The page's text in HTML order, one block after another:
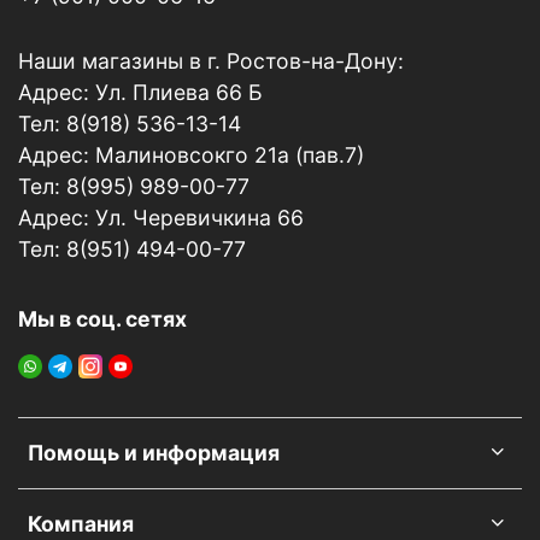
Помощь и информация
Компания
Наши магазины в г. Ростов-на-Дону:
Адрес: Ул. Плиева 66 Б
Тел: 8(918) 536-13-14
Адрес: Малиновсокго 21а (пав.7)
Тел: 8(995) 989-00-77
Адрес: Ул. Черевичкина 66
Тел: 8(951) 494-00-77
Мы в соц. сетях